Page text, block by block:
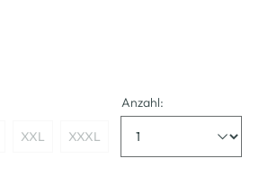
XXL XXXL
Anzahl: